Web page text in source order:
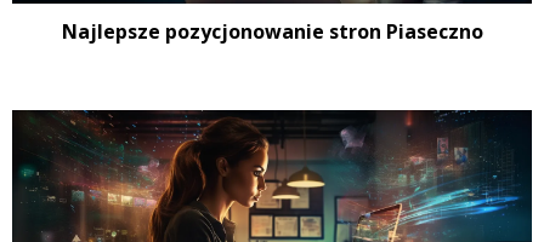
Najlepsze pozycjonowanie stron Piaseczno